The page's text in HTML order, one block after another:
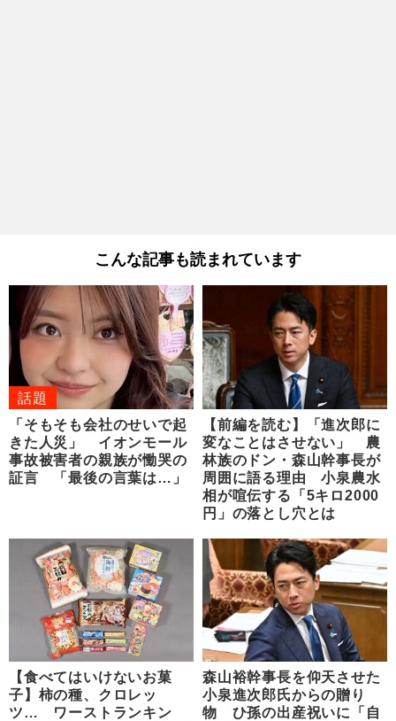
こんな記事も読まれています
話題
「そもそも会社のせいで起
きた人災」 イオンモール
事故被害者の親族が慟哭の
証言 「最後の言葉は…」
【前編を読む】「進次郎に
変なことはさせない」 農
林族のドン・森山幹事長が
周囲に語る理由 小泉農水
相が喧伝する「5キロ2000
円」の落とし穴とは
【食べてはいけないお菓
子】柿の種、クロレッ
ツ… ワーストランキン
森山裕幹事長を仰天させた
小泉進次郎氏からの贈り
物 ひ孫の出産祝いに「自